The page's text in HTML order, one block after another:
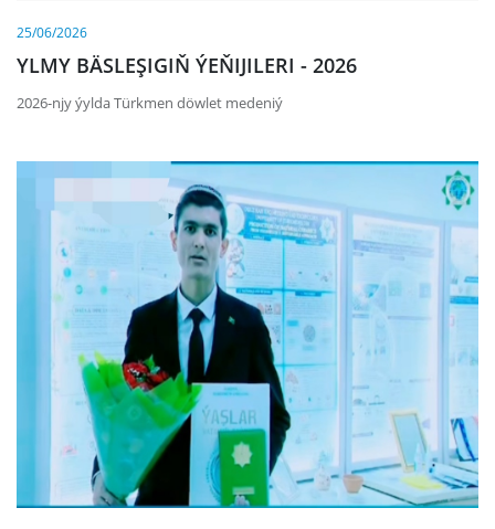
25/06/2026
YLMY BÄSLEŞIGIŇ ÝEŇIJILERI - 2026
2026-njy ýylda Türkmen döwlet medeniý